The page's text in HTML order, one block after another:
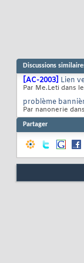
Discussions
[AC-2003] Lien
Par Me.Leti dans
problème
Par nanonerie
Partager